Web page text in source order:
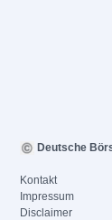
Deutsche
Kontakt
Impressum
Disclaimer